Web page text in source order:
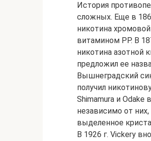
История
сложных. Еще в
никотина
витамином PP. В
никотина азотной
предложил ее
Вышнеградский
получил
Shimamura и
независимо от
выделенное
В 1926 г. Vickery